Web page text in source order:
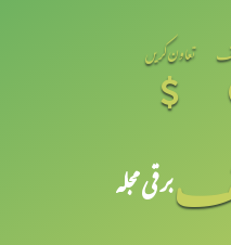
تعاون کریں
برقی مجلہ